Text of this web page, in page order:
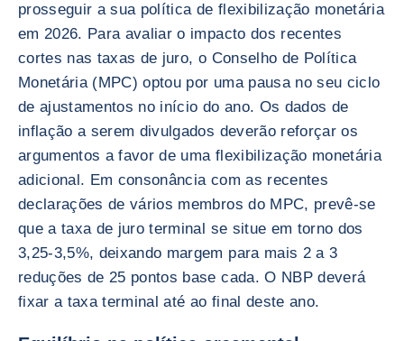
prosseguir a sua política de flexibilização monetária
em 2026. Para avaliar o impacto dos recentes
cortes nas taxas de juro, o Conselho de Política
Monetária (MPC) optou por uma pausa no seu ciclo
de ajustamentos no início do ano. Os dados de
inflação a serem divulgados deverão reforçar os
argumentos a favor de uma flexibilização monetária
adicional. Em consonância com as recentes
declarações de vários membros do MPC, prevê-se
que a taxa de juro terminal se situe em torno dos
3,25-3,5%, deixando margem para mais 2 a 3
reduções de 25 pontos base cada. O NBP deverá
fixar a taxa terminal até ao final deste ano.